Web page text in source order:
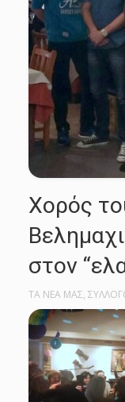
Χορός
στον
ΤΑ ΝΕΑ ΜΑΣ,